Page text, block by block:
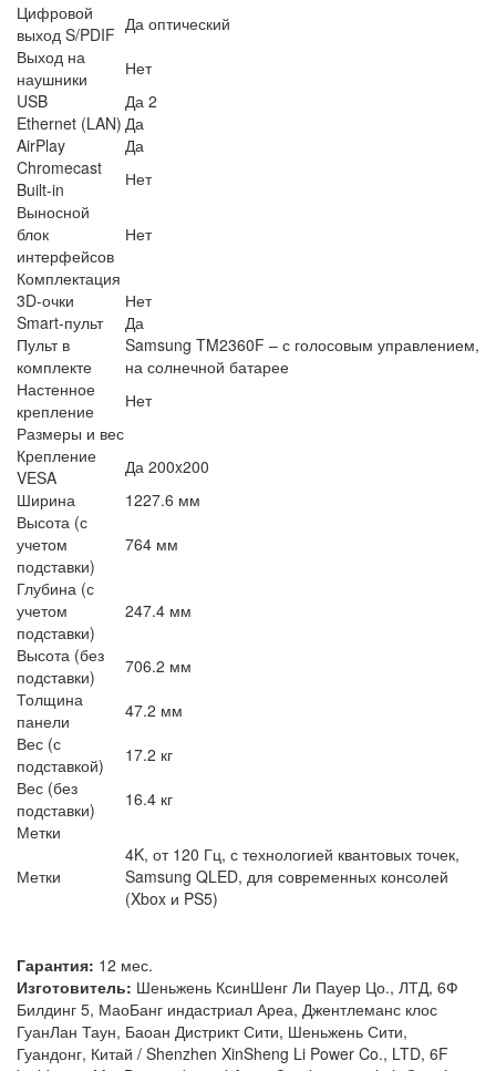
Цифровой
выход S/PDIF Да оптический
Выход на
наушники
Нет
USB
Да 2
Ethernet (LAN) Да
AirPlay
Да
Chromecast
Built-in
Нет
Выносной
блок
интерфейсов
Нет
Комплектация
3D-очки
Нет
Smart-пульт
Да
Пульт в
комплекте
Samsung TM2360F – с голосовым управлением,
на солнечной батарее
Настенное
крепление
Нет
Размеры и вес
Крепление
VESA
Да 200x200
Ширина
1227.6 мм
Высота (с
учетом
подставки)
764 мм
Глубина (с
учетом
подставки)
247.4 мм
Высота (без
подставки)
706.2 мм
Толщина
панели
47.2 мм
Вес (с
подставкой)
17.2 кг
Вес (без
подставки)
16.4 кг
Метки
Метки
4K, от 120 Гц, с технологией квантовых точек,
Samsung QLED, для современных консолей
(Xbox и PS5)
Гарантия: 12 мес.
Изготовитель: Шеньжень КсинШенг Ли Пауер Цо., ЛТД, 6Ф
Билдинг 5, МаоБанг индастриал Ареа, Джентлеманс клос
ГуанЛан Таун, Баоан Дистрикт Сити, Шеньжень Сити,
Гуандонг, Китай / Shenzhen XinSheng Li Power Co., LTD, 6F